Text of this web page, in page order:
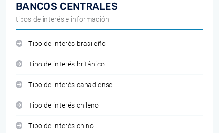
BANCOS CENTRALES
tipos de interés e información
Tipo de interés brasileño
Tipo de interés británico
Tipo de interés canadiense
Tipo de interés chileno
Tipo de interés chino